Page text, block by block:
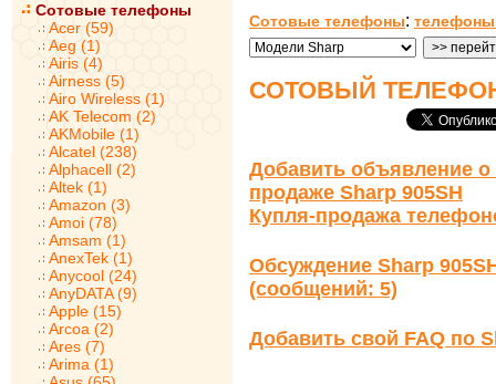
Сотовые телефоны
Acer (59)
Aeg (1)
Airis (4)
Airness (5)
Airo Wireless (1)
AK Telecom (2)
AKMobile (1)
Alcatel (238)
Alphacell (2)
Altek (1)
Amazon (3)
Amoi (78)
Amsam (1)
AnexTek (1)
Anycool (24)
AnyDATA (9)
Apple (15)
Arcoa (2)
Ares (7)
Arima (1)
Сотовые телефоны: телефоны
СОТОВЫЙ ТЕЛЕФОН
Добавить объявление о
продаже Sharp 905SH
Купля-продажа
Обсуждение Sharp
(сообщений: 5)
Добавить свой FAQ по